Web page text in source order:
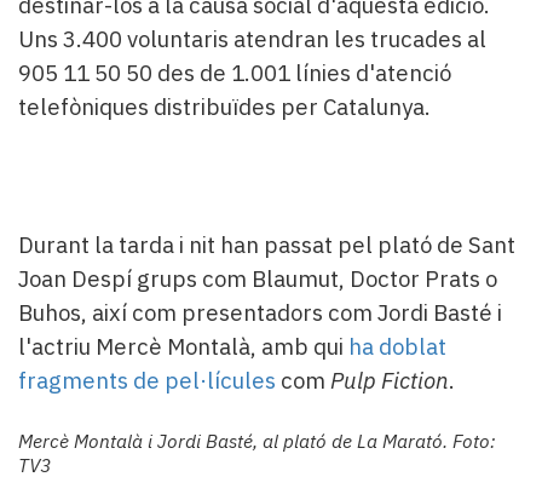
Uns 3.400 voluntaris atendran les trucades al
905 11 50 50 des de 1.001 línies d'atenció
telefòniques distribuïdes per Catalunya.
Durant la tarda i nit han passat pel plató de Sant
Joan Despí grups com Blaumut, Doctor Prats o
Buhos, així com presentadors com Jordi Basté i
l'actriu Mercè Montalà, amb qui ha doblat
fragments de pel·lícules com Pulp Fiction.
Mercè Montalà i Jordi Basté, al plató de La Marató. Foto:
TV3